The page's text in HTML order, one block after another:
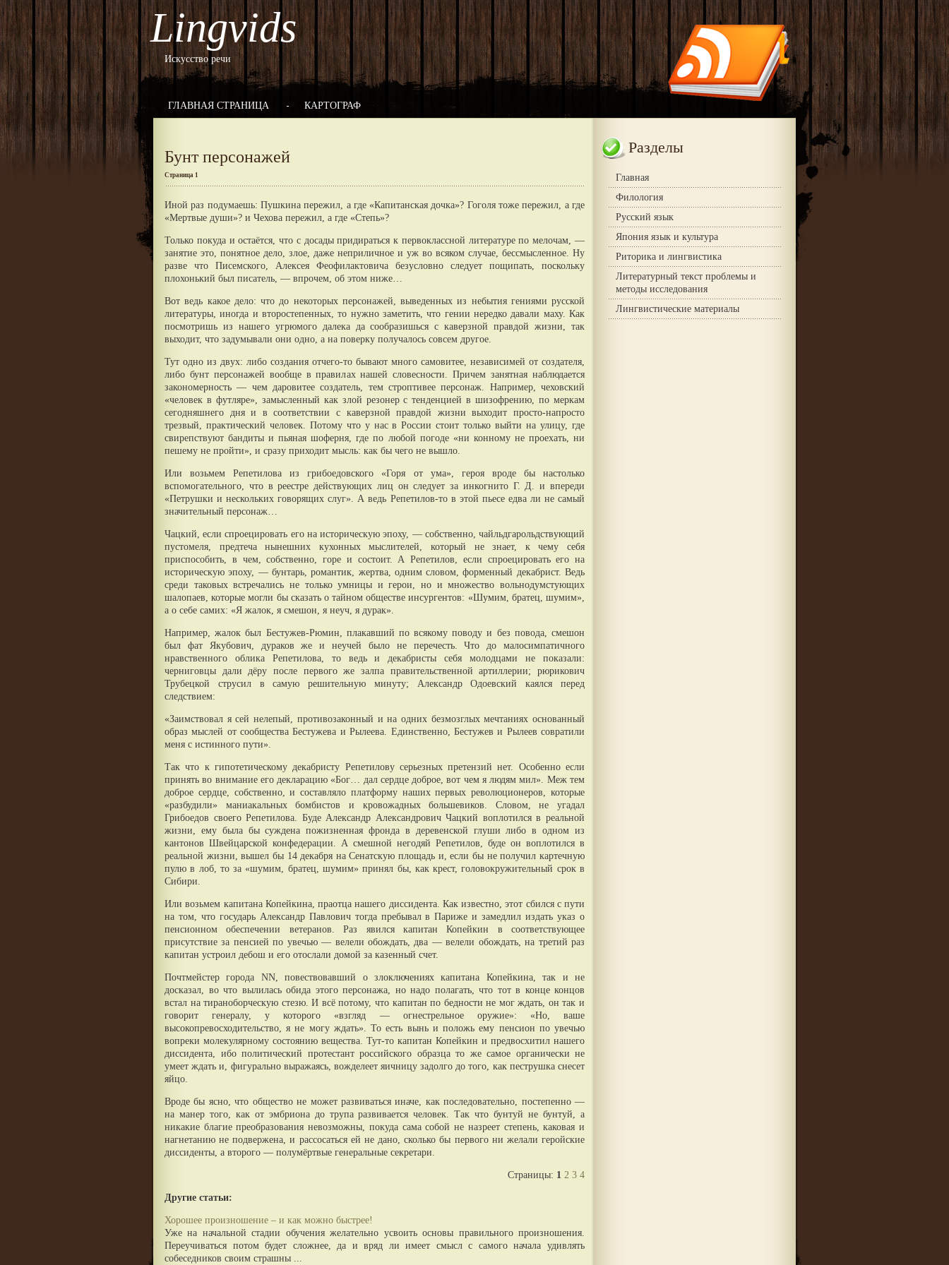
Lingvids
Искусство речи
ГЛАВНАЯ СТРАНИЦА КАРТОГРАФ
Бунт персонажей
Страница 1
Иной раз подумаешь: Пушкина пережил, а где «Капитанская дочка»? Гоголя тоже пережил, а где
«Мертвые души»? и Чехова пережил, а где «Степь»?
Только покуда и остаётся, что с досады придираться к первоклассной литературе по мелочам, —
занятие это, понятное дело, злое, даже неприличное и уж во всяком случае, бессмысленное. Ну
разве что Писемского, Алексея Феофилактовича безусловно следует пощипать, поскольку
плохонький был писатель, — впрочем, об этом ниже…
Вот ведь какое дело: что до некоторых персонажей, выведенных из небытия гениями русской
литературы, иногда и второстепенных, то нужно заметить, что гении нередко давали маху. Как
посмотришь из нашего угрюмого далека да сообразишься с каверзной правдой жизни, так
выходит, что задумывали они одно, а на поверку получалось совсем другое.
Тут одно из двух: либо создания отчего-то бывают много самовитее, независимей от создателя,
либо бунт персонажей вообще в правилах нашей словесности. Причем занятная наблюдается
закономерность — чем даровитее создатель, тем строптивее персонаж. Например, чеховский
«человек в футляре», замысленный как злой резонер с тенденцией в шизофрению, по меркам
сегодняшнего дня и в соответствии с каверзной правдой жизни выходит просто-напросто
трезвый, практический человек. Потому что у нас в России стоит только выйти на улицу, где
свирепствуют бандиты и пьяная шоферня, где по любой погоде «ни конному не проехать, ни
пешему не пройти», и сразу приходит мысль: как бы чего не вышло.
Или возьмем Репетилова из грибоедовского «Горя от ума», героя вроде бы настолько
вспомогательного, что в реестре действующих лиц он следует за инкогнито Г. Д. и впереди
«Петрушки и нескольких говорящих слуг». А ведь Репетилов-то в этой пьесе едва ли не самый
значительный персонаж…
Чацкий, если спроецировать его на историческую эпоху, — собственно, чайльдгарольдствующий
пустомеля, предтеча нынешних кухонных мыслителей, который не знает, к чему себя
приспособить, в чем, собственно, горе и состоит. А Репетилов, если спроецировать его на
историческую эпоху, — бунтарь, романтик, жертва, одним словом, форменный декабрист. Ведь
среди таковых встречались не только умницы и герои, но и множество вольнодумстующих
шалопаев, которые могли бы сказать о тайном обществе инсургентов: «Шумим, братец, шумим»,
а о себе самих: «Я жалок, я смешон, я неуч, я дурак».
Например, жалок был Бестужев-Рюмин, плакавший по всякому поводу и без повода, смешон
был фат Якубович, дураков же и неучей было не перечесть. Что до малосимпатичного
нравственного облика Репетилова, то ведь и декабристы себя молодцами не показали:
черниговцы дали дёру после первого же залпа правительственной артиллерии; рюрикович
Трубецкой струсил в самую решительную минуту; Александр Одоевский каялся перед
следствием:
«Заимствовал я сей нелепый, противозаконный и на одних безмозглых мечтаниях основанный
образ мыслей от сообщества Бестужева и Рылеева. Единственно, Бестужев и Рылеев совратили
меня с истинного пути».
Так что к гипотетическому декабристу Репетилову серьезных претензий нет. Особенно если
принять во внимание его декларацию «Бог… дал сердце доброе, вот чем я людям мил». Меж тем
доброе сердце, собственно, и составляло платформу наших первых революционеров, которые
«разбудили» маниакальных бомбистов и кровожадных большевиков. Словом, не угадал
Грибоедов своего Репетилова. Буде Александр Александрович Чацкий воплотился в реальной
жизни, ему была бы суждена пожизненная фронда в деревенской глуши либо в одном из
кантонов Швейцарской конфедерации. А смешной негодяй Репетилов, буде он воплотился в
реальной жизни, вышел бы 14 декабря на Сенатскую площадь и, если бы не получил картечную
пулю в лоб, то за «шумим, братец, шумим» принял бы, как крест, головокружительный срок в
Сибири.
Или возьмем капитана Копейкина, праотца нашего диссидента. Как известно, этот сбился с пути
на том, что государь Александр Павлович тогда пребывал в Париже и замедлил издать указ о
пенсионном обеспечении ветеранов. Раз явился капитан Копейкин в соответствующее
присутствие за пенсией по увечью — велели обождать, два — велели обождать, на третий раз
капитан устроил дебош и его отослали домой за казенный счет.
Почтмейстер города NN, повествовавший о злоключениях капитана Копейкина, так и не
досказал, во что вылилась обида этого персонажа, но надо полагать, что тот в конце концов
встал на тираноборческую стезю. И всё потому, что капитан по бедности не мог ждать, он так и
говорит генералу, у которого «взгляд — огнестрельное оружие»: «Но, ваше
высокопревосходительство, я не могу ждать». То есть вынь и положь ему пенсион по увечью
вопреки молекулярному состоянию вещества. Тут-то капитан Копейкин и предвосхитил нашего
диссидента, ибо политический протестант российского образца то же самое органически не
умеет ждать и, фигурально выражаясь, вожделеет яичницу задолго до того, как пеструшка снесет
яйцо.
Вроде бы ясно, что общество не может развиваться иначе, как последовательно, постепенно —
на манер того, как от эмбриона до трупа развивается человек. Так что бунтуй не бунтуй, а
никакие благие преобразования невозможны, покуда сама собой не назреет степень, каковая и
нагнетанию не подвержена, и рассосаться ей не дано, сколько бы первого ни желали геройские
диссиденты, а второго — полумёртвые генеральные секретари.
Страницы: 1 2 3 4
Другие статьи:
Хорошее произношение – и как можно быстрее!
Уже на начальной стадии обучения желательно усвоить основы правильного произношения.
Переучиваться потом будет сложнее, да и вряд ли имеет смысл с самого начала удивлять
собеседников своим страшны ...
Разделы
Главная
Филология
Русский язык
Япония язык и культура
Риторика и лингвистика
Литературный текст проблемы и
методы исследования
Лингвистические материалы